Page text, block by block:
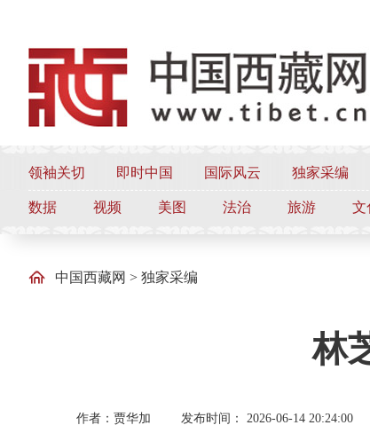
领袖关切 即时中国 国际风云 独家采编
数据 视频 美图 法治 旅游 文
中国西藏网 > 独家采编
林
作者：贾华加 发布时间： 2026-06-14 20:24:00